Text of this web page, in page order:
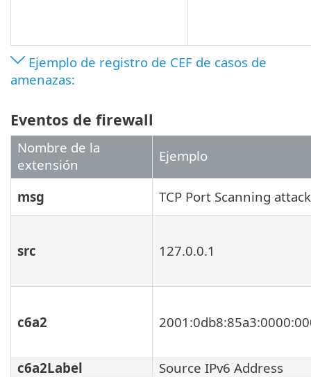
Ejemplo de registro de CEF de casos de
amenazas:
Eventos de firewall
Nombre de la
extensión
Ejemplo
msg TCP Port Scanning attack
src 127.0.0.1
c6a2
c6a2Label Source IPv6 Address